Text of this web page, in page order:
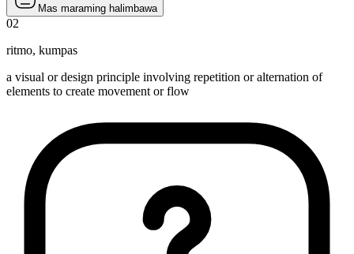
Mas maraming halimbawa
02
ritmo, kumpas
a visual or design principle involving repetition or alternation of
elements to create movement or flow